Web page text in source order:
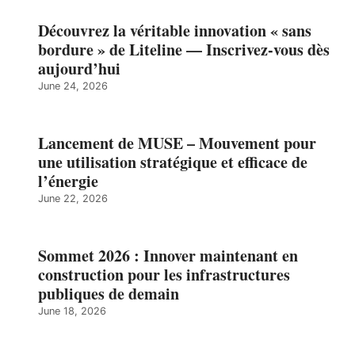
Découvrez la véritable innovation « sans
bordure » de Liteline — Inscrivez-vous dès
aujourd’hui
June 24, 2026
Lancement de MUSE – Mouvement pour
une utilisation stratégique et efficace de
l’énergie
June 22, 2026
Sommet 2026 : Innover maintenant en
construction pour les infrastructures
publiques de demain
June 18, 2026